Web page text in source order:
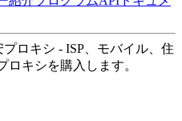
プロキシ - ISP、モバイル、住
キシを購入します。